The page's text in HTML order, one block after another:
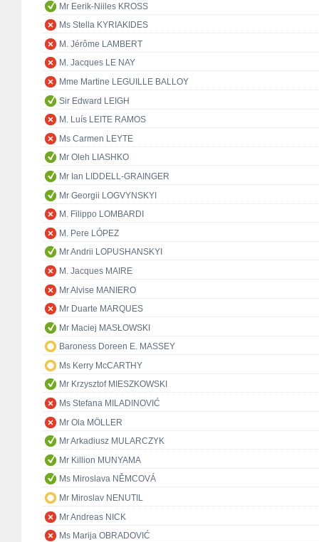
Mr Eerik-Niiles KROSS
Ms Stella KYRIAKIDES
M. Jérôme LAMBERT
M. Jacques LE NAY
Mme Martine LEGUILLE BALLOY
Sir Edward LEIGH
M. Luís LEITE RAMOS
Ms Carmen LEYTE
Mr Oleh LIASHKO
Mr Ian LIDDELL-GRAINGER
Mr Georgii LOGVYNSKYI
M. Filippo LOMBARDI
M. Pere LÓPEZ
Mr Andrii LOPUSHANSKYI
M. Jacques MAIRE
Mr Alvise MANIERO
Mr Duarte MARQUES
Mr Maciej MASŁOWSKI
Baroness Doreen E. MASSEY
Ms Kerry McCARTHY
Mr Krzysztof MIESZKOWSKI
Ms Stefana MILADINOVIĆ
Mr Ola MÖLLER
Mr Arkadiusz MULARCZYK
Mr Killion MUNYAMA
Ms Miroslava NĚMCOVÁ
Mr Miroslav NENUTIL
Mr Andreas NICK
Ms Marija OBRADOVIĆ